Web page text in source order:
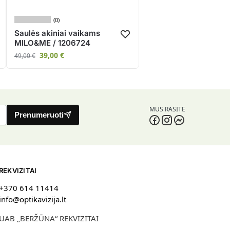
(0)
Saulės akiniai vaikams
MILO&ME / 1206724
49,00€ 39,00 €
Prenumeruoti
MUS RASITE
614 11414
„BERŽŪNA“ REKVIZITAI